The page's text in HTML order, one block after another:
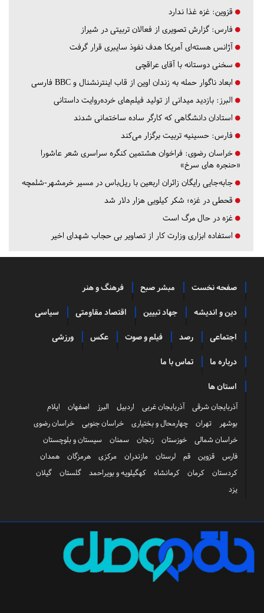
قزوین: غزه غذا ندارد
فارس: گزارش تصویری از فعالان تربیتی در شیراز
آژانس هسته‌ای آمریکا هدف نفوذ سایبری قرار گرفت
سخنی دوستانه با آقای عراقچی
ابعاد ناگوار حمله به زندان اوین از قاب اینترنشنال و BBC فارسی
البرز: بازدید میدانی از تولید فیلم‌های خرده‌روایت داستانی
استادان دانشگاهی که کارگر ساده ساختمانی شدند
فارس: حسینیه تربیت برگزار می‌کند
خراسان رضوی: فراخوان هشتمین کنگره سراسری شعر عاشورا
«حنجره های سرخ»
جابه‌جایی رایگان زائران اربعین با ریل‌باس در مسیر خرمشهر-شلمچه
قحطی در غزه؛ شکر کیلویی هزار دلار شد
غزه در حال مرگ است
استفاده ابزاری وزارت کار از تصاویر بی حجاب شهدای اخیر
صفحه نخست مبشر صبح فرهنگ و هنر
دین و اندیشه جهاد تبیین اقتصاد مقاومتی سیاسی
اجتماعی رصد فیلم و صوت عکس ورزشی
درباره ما تماس با ما
استان ها
آذربایجان شرقی آذربایجان غربی اردبیل البرز اصفهان
ایلام
بوشهر
تهران چهارمحال و بختیاری خراسان جنوبی
خراسان رضوی
خراسان شمالی
خوزستان زنجان سمنان
سیستان و بلوچستان
فارس
قزوین قم لرستان مازندران مرکزی هرمزگان
همدان
کردستان
کرمان کرمانشاه کهگیلویه و بویراحمد گلستان
گیلان
یزد